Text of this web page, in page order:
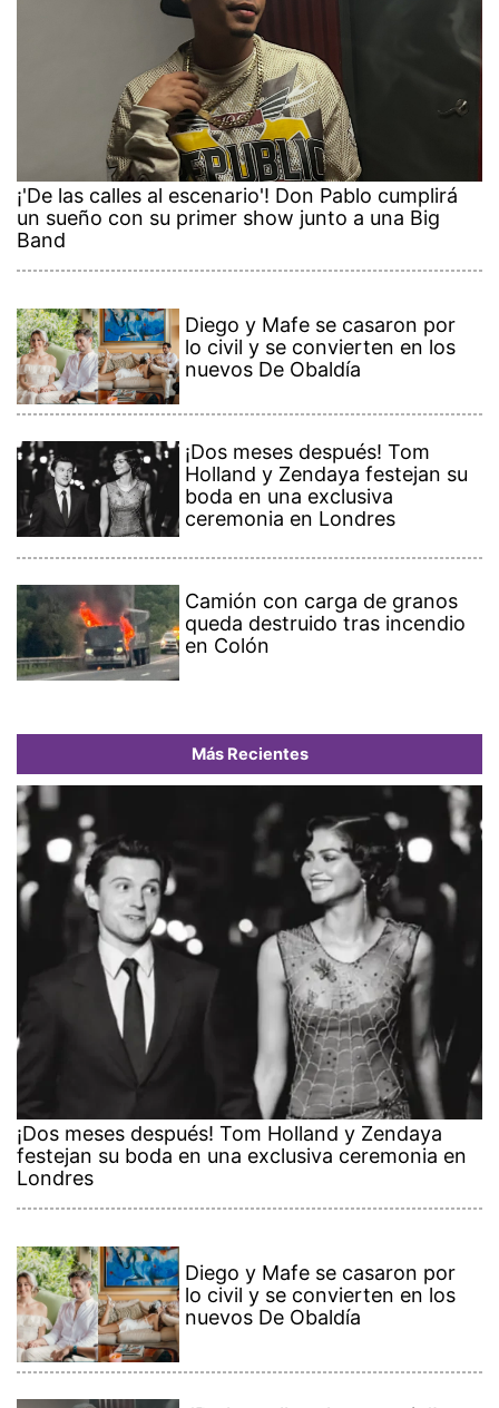
¡'De las calles al escenario'! Don Pablo cumplirá
un sueño con su primer show junto a una Big
Band
Diego y Mafe se casaron por
lo civil y se convierten en los
nuevos De Obaldía
¡Dos meses después! Tom
Holland y Zendaya festejan su
boda en una exclusiva
ceremonia en Londres
Camión con carga de granos
queda destruido tras incendio
en Colón
Más Recientes
¡Dos meses después! Tom Holland y Zendaya
festejan su boda en una exclusiva ceremonia en
Londres
Diego y Mafe se casaron por
lo civil y se convierten en los
nuevos De Obaldía